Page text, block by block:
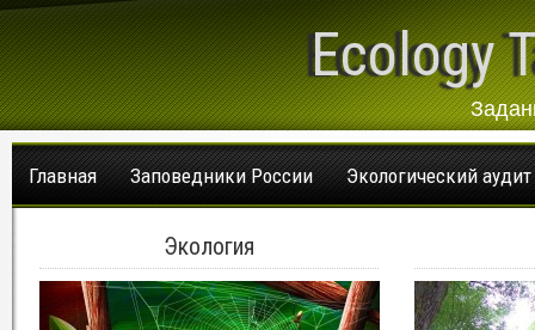
Ecology
Главная Заповедники России Экологический аудит
Экология